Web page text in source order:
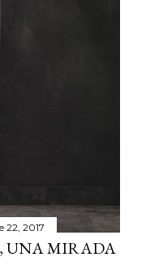
22, 2017
UNA MIRADA